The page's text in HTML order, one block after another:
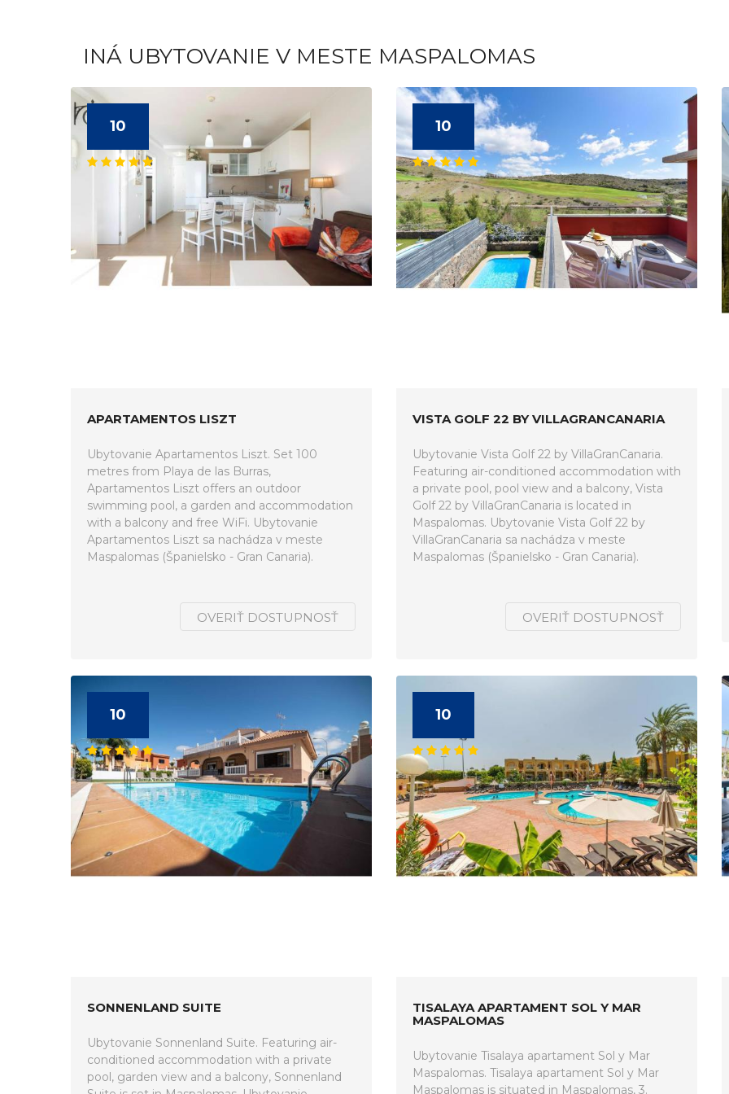
INÁ UBYTOVANIE V MESTE MASPALOMAS
10
APARTAMENTOS LISZT
Ubytovanie Apartamentos Liszt. Set 100
metres from Playa de las Burras,
Apartamentos Liszt offers an outdoor
swimming pool, a garden and accommodation
with a balcony and free WiFi. Ubytovanie
Apartamentos Liszt sa nachádza v meste
Maspalomas (Španielsko - Gran Canaria).
OVERIŤ DOSTUPNOSŤ
10
VISTA GOLF 22 BY VILLAGRANCANARIA
Ubytovanie Vista Golf 22 by VillaGranCanaria.
Featuring air-conditioned accommodation with
a private pool, pool view and a balcony, Vista
Golf 22 by VillaGranCanaria is located in
Maspalomas. Ubytovanie Vista Golf 22 by
VillaGranCanaria sa nachádza v meste
Maspalomas (Španielsko - Gran Canaria).
OVERIŤ DOSTUPNOSŤ
10
SONNENLAND SUITE
Ubytovanie Sonnenland Suite. Featuring air-
conditioned accommodation with a private
pool, garden view and a balcony, Sonnenland
10
TISALAYA APARTAMENT SOL Y MAR
MASPALOMAS
Ubytovanie Tisalaya apartament Sol y Mar
Maspalomas. Tisalaya apartament Sol y Mar
Maspalomas is situated in Maspalomas, 3.